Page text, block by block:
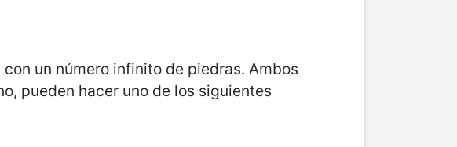
un número infinito de piedras. Ambos
pueden hacer uno de los siguientes